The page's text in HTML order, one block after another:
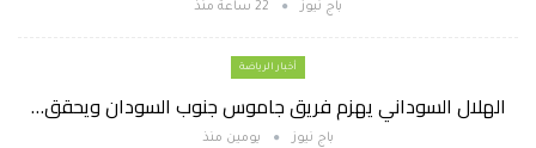
باج نيوز 22 ساعة منذ
أخبار الرياضة
الهلال السوداني يهزم فريق جاموس جنوب السودان ويحقق…
باج نيوز يومين منذ